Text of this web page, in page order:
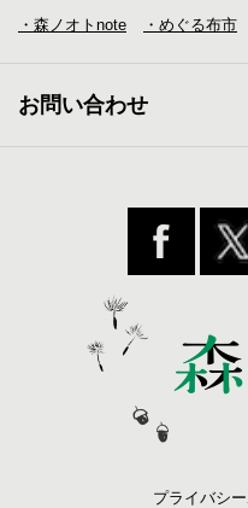
・森ノオトnote ・めぐる布市
お問い合わせ
プライバシ